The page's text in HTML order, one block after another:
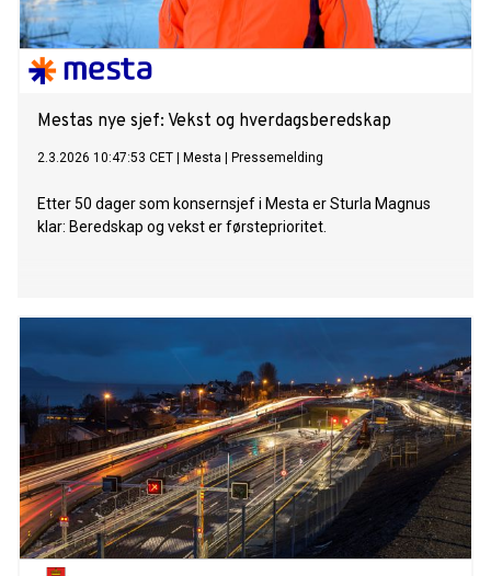
Mestas nye sjef: Vekst og hverdagsberedskap
2.3.2026 10:47:53 CET Mesta Pressemelding
Etter 50 dager som konsernsjef i Mesta er Sturla Magnus
klar: Beredskap og vekst er førsteprioritet.